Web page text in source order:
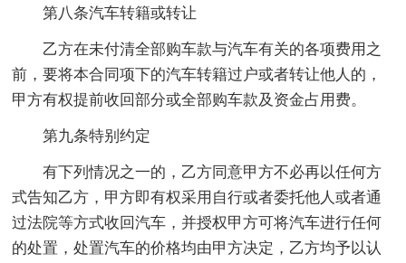
第八条汽车转籍或转让
乙方在未付清全部购车款与汽车有关的各项费用之
前，要将本合同项下的汽车转籍过户或者转让他人的，
甲方有权提前收回部分或全部购车款及资金占用费。
第九条特别约定
有下列情况之一的，乙方同意甲方不必再以任何方
式告知乙方，甲方即有权采用自行或者委托他人或者通
过法院等方式收回汽车，并授权甲方可将汽车进行任何
的处置，处置汽车的价格均由甲方决定，乙方均予以认